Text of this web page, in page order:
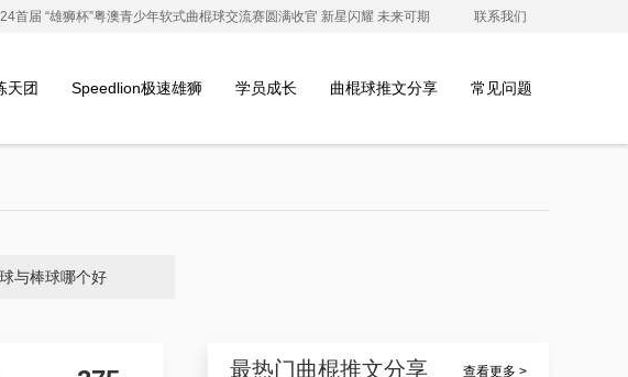
首届 “雄狮杯”粤澳青少年软式曲棍球交流赛圆满收官 新星闪耀 未来可期 联系我们
天团 Speedlion极速雄狮 学员成长 曲棍球推文分享 常见问题
与棒球哪个好
最热门曲棍推文分享 查看更多 >